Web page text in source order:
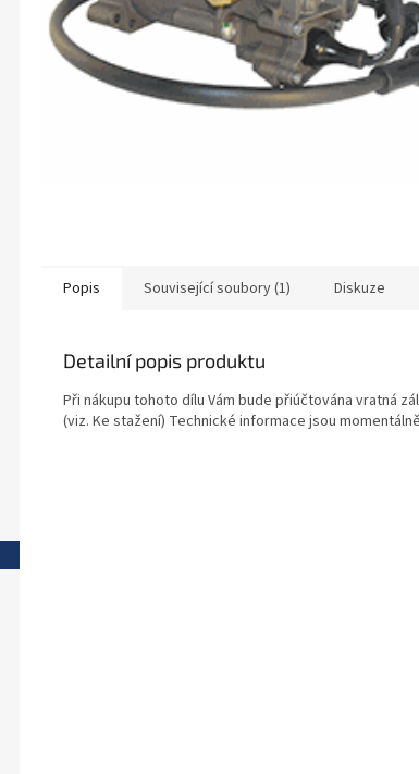
Popis Související soubory (1) Diskuze
Detailní popis produktu
Při nákupu tohoto dílu Vám bude přiúčtována vratná
(viz. Ke stažení) Technické informace jsou